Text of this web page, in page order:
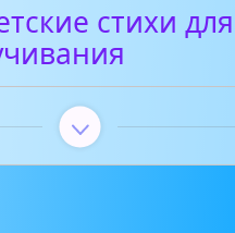
стихи для